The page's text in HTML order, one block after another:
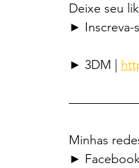
Deixe seu
► Inscreva-
► 3DM |
Minhas
►